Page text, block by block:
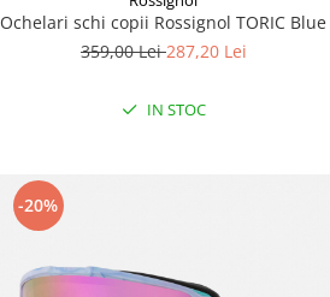
Ochelari schi copii Rossignol TORIC Blue
359,00 Lei287,20 Lei
IN STOC
-20%